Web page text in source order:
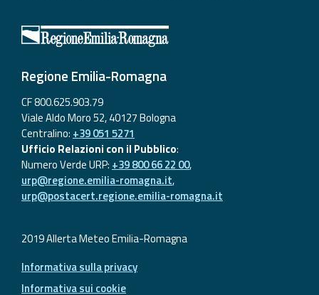
Regione Emilia-Romagna
CF 800.625.903.79
Viale Aldo Moro 52, 40127 Bologna
Centralino: +39 051 5271
Ufficio Relazioni con il Pubblico:
Numero Verde URP: +39 800 66 22 00,
urp@regione.emilia-romagna.it,
urp@postacert.regione.emilia-romagna.it
2019 Allerta Meteo Emilia-Romagna
Informativa sulla privacy
Informativa sui cookie